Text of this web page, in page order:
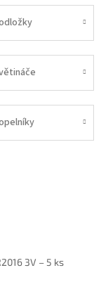
3V – 5 ks